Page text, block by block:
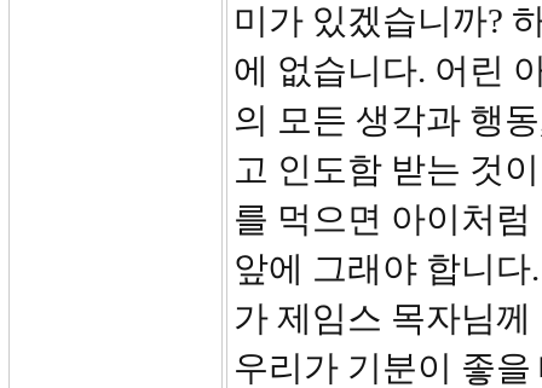
미가 있겠습니까?
에 없습니다. 어린
의 모든 생각과 행
고 인도함 받는 것
를 먹으면 아이처
앞에 그래야 합니
가 제임스 목자님께
우리가 기분이 좋